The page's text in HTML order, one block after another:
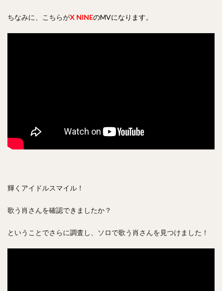
ちなみに、こちらがX NINEのMVになります。
輝くアイドルスマイル！
歌う肖さんを確認できましたか？
ということでさらに調査し、ソロで歌う肖さんを見つけました！